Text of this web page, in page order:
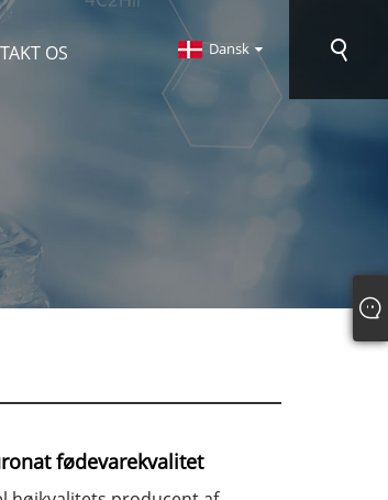
OS Dansk
fødevarekvalitet